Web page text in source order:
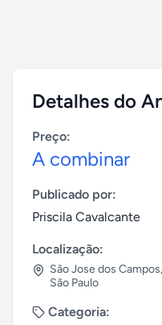
Detalhes do
Preço:
A combinar
Publicado por:
Priscila Cavalcante
Localização:
São Jose dos Campos,
São Paulo
Categoria: